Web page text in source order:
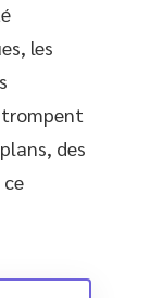
les
trompent
des